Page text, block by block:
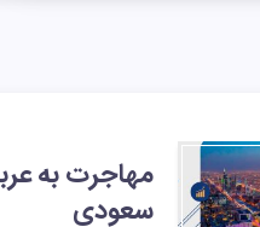
مهاجرت به
سعودی